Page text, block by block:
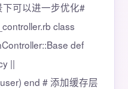
可以进一步优化#
class
def
||
end # 添加缓存层